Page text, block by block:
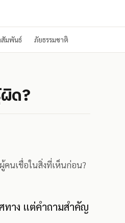
สัมพันธ์ ภัยธรรมชาติ
ด?
คนเชื่อในสิ่งที่เห็นก่อน?
ทาง แต่คำถามสำคัญ